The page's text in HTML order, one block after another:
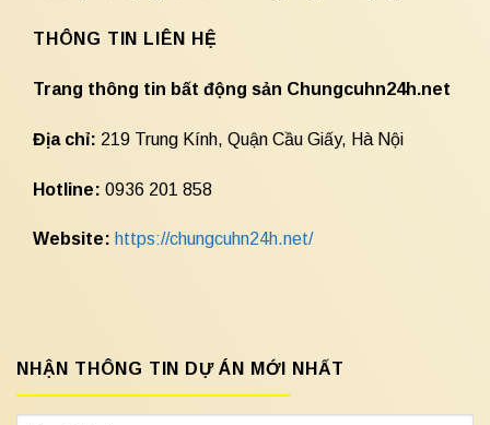
THÔNG TIN LIÊN HỆ
Trang thông tin bất động sản Chungcuhn24h.net
Địa chỉ: 219 Trung Kính, Quận Cầu Giấy, Hà Nội
Hotline: 0936 201 858
Website: https://chungcuhn24h.net/
NHẬN THÔNG TIN DỰ ÁN MỚI NHẤT